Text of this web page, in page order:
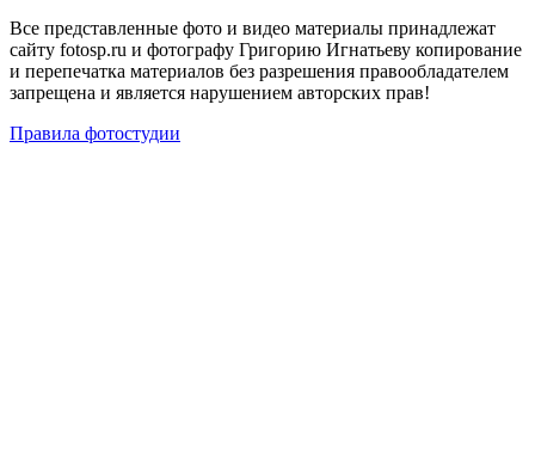
Все представленные фото и видео материалы принадлежат
сайту fotosp.ru и фотографу Григорию Игнатьеву копирование
и перепечатка материалов без разрешения правообладателем
запрещена и является нарушением авторских прав!
Правила фотостудии